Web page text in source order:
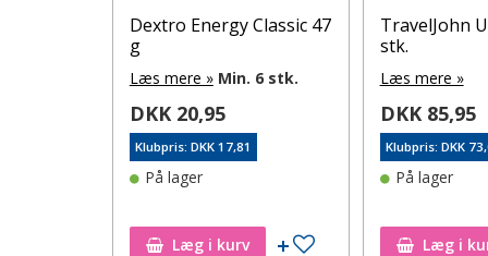
Tilføj til ønskeseddel
Dextro Energy Classic 47
g
Læs mere » Min. 6 stk.
DKK 20,95
Klubpris: DKK 17,81
På lager
Læg i kurv Tilføj til ønskeseddel
TravelJohn
stk.
Læs mere »
DKK 85,95
Klubpris: DKK
På lager
Læg i